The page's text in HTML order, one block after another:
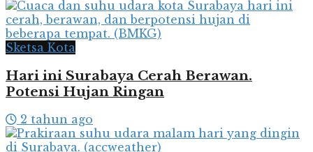
Sketsa Kota
Hari ini Surabaya Cerah Berawan.
Potensi Hujan Ringan
2 tahun ago